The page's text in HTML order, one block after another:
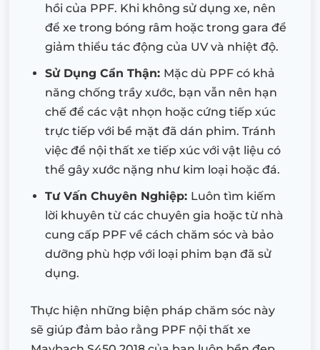
hồi của PPF. Khi không sử dụng xe, nên
để xe trong bóng râm hoặc trong gara để
giảm thiểu tác động của UV và nhiệt độ.
Sử Dụng Cẩn Thận: Mặc dù PPF có khả
năng chống trầy xước, bạn vẫn nên hạn
chế để các vật nhọn hoặc cứng tiếp xúc
trực tiếp với bề mặt đã dán phim. Tránh
việc để nội thất xe tiếp xúc với vật liệu có
thể gây xước nặng như kim loại hoặc đá.
Tư Vấn Chuyên Nghiệp: Luôn tìm kiếm
lời khuyên từ các chuyên gia hoặc từ nhà
cung cấp PPF về cách chăm sóc và bảo
dưỡng phù hợp với loại phim bạn đã sử
dụng.
Thực hiện những biện pháp chăm sóc này
sẽ giúp đảm bảo rằng PPF nội thất xe